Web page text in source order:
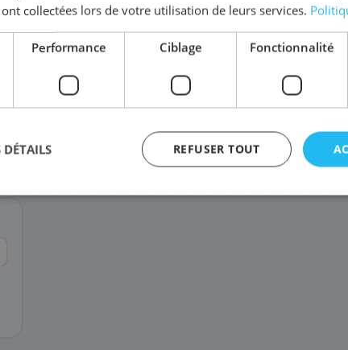
Complétez la sérieTN-248 XL
TN-248XLBK
collectées lors de votre utilisation de leurs services.
Performance Ciblage Fonctionnalité
REFUSER TOUT
DÉTAILS